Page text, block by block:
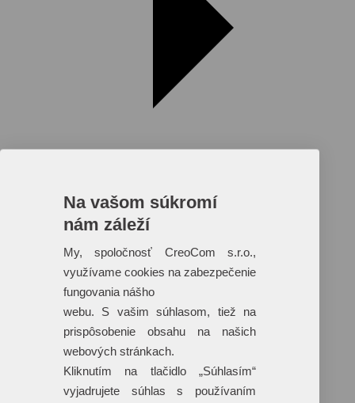
Reklamné predmety s plnofarebnou
potlačou
Dáždniky
Tašky
Hračky
Klobúky
Na vašom súkromí
nám záleží
My, spoločnosť CreoCom s.r.o.,
využívame cookies na zabezpečenie
fungovania nášho
webu. S vašim súhlasom, tiež na
prispôsobenie obsahu na našich
webových stránkach.
Kliknutím na tlačidlo „Súhlasím“
vyjadrujete súhlas s používaním